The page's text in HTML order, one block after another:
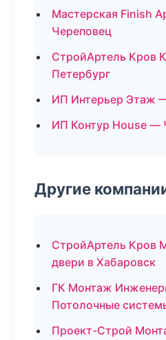
Мастерская Finish
Череповец
СтройАртель Кров
Петербург
ИП Интерьер Этаж
ИП Контур House —
Другие
СтройАртель Кров
двери в Хабаровск
ГК Монтаж
Потолочные
Проект-Строй